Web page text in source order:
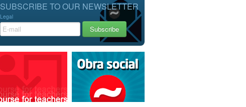
SUBSCRIBE TO OUR NEWSLETTER
Legal